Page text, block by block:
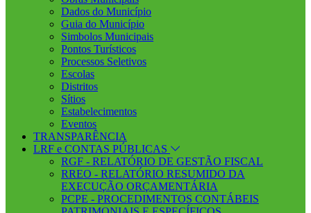
Dados do Município
Guia do Município
Simbolos Municipais
Pontos Turísticos
Processos Seletivos
Escolas
Distritos
Sítios
Estabelecimentos
Eventos
TRANSPARÊNCIA
LRF e CONTAS PÚBLICAS
RGF - RELATÓRIO DE GESTÃO FISCAL
RREO - RELATÓRIO RESUMIDO DA
EXECUÇÃO ORÇAMENTÁRIA
PCPE - PROCEDIMENTOS CONTÁBEIS